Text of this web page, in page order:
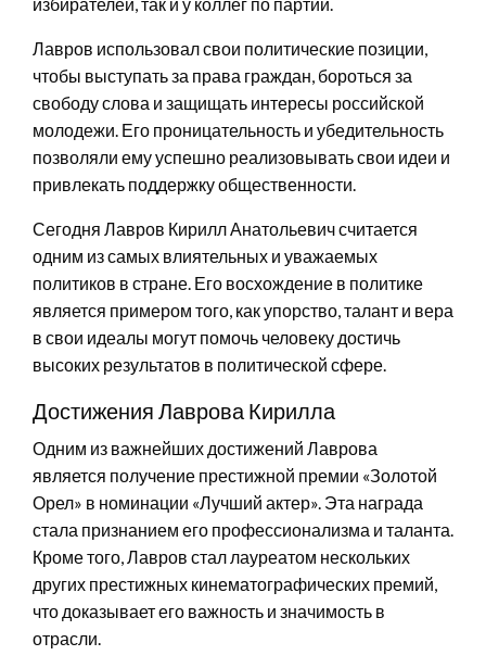
Лавров использовал свои политические позиции,
чтобы выступать за права граждан, бороться за
свободу слова и защищать интересы российской
молодежи. Его проницательность и убедительность
позволяли ему успешно реализовывать свои идеи и
привлекать поддержку общественности.
Сегодня Лавров Кирилл Анатольевич считается
одним из самых влиятельных и уважаемых
политиков в стране. Его восхождение в политике
является примером того, как упорство, талант и вера
в свои идеалы могут помочь человеку достичь
высоких результатов в политической сфере.
Достижения Лаврова Кирилла
Одним из важнейших достижений Лаврова
является получение престижной премии «Золотой
Орел» в номинации «Лучший актер». Эта награда
стала признанием его профессионализма и таланта.
Кроме того, Лавров стал лауреатом нескольких
других престижных кинематографических премий,
что доказывает его важность и значимость в
отрасли.